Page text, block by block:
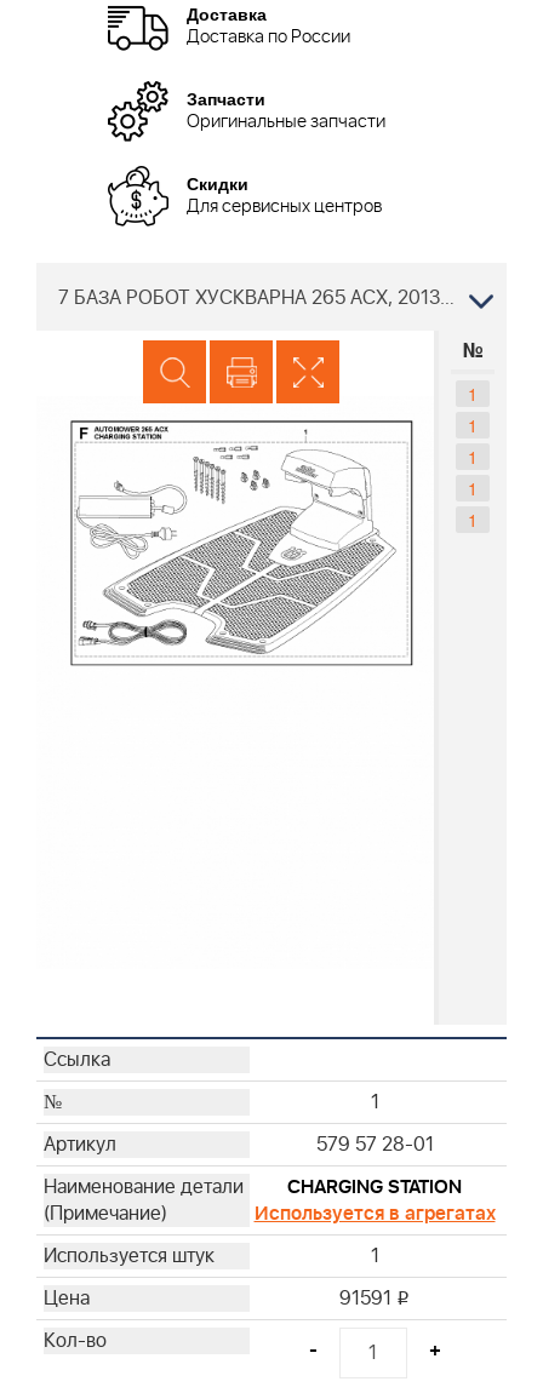
Доставка
Доставка по России
Запчасти
Оригинальные запчасти
Скидки
Для сервисных центров
7 БАЗА РОБОТ ХУСКВАРНА 265 ACX, 2013-06
№
1
1
1
1
1
1
579 57 28-01
CHARGING STATION
Используется в агрегатах
1
91591 i
- +